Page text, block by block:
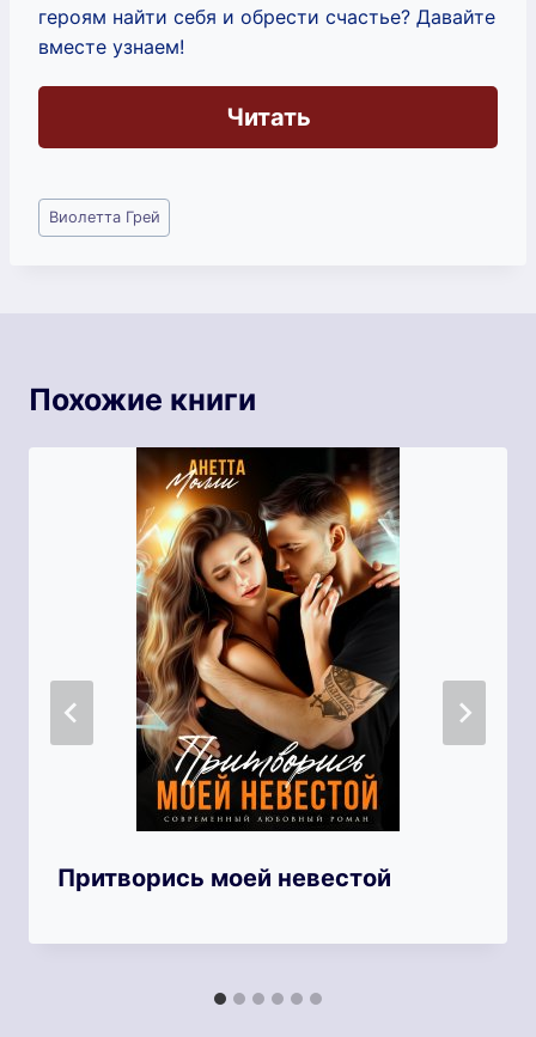
героям найти себя и обрести счастье? Давайте
вместе узнаем!
Читать
Метки
записи:
Виолетта Грей
Похожие книги
Притворись моей невестой